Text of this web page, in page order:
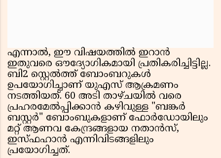
എന്നാൽ, ഈ വിഷയത്തിൽ ഇറാൻ
ഇതുവരെ ഔദ്യോഗികമായി പ്രതികരിച്ചിട്ടില്ല.
ബി2 സ്റ്റെൽത്ത് ബോംബറുകൾ
ഉപയോഗിച്ചാണ് യുഎസ് ആക്രമണം
നടത്തിയത്. 60 അടി താഴ്ചയിൽ വരെ
പ്രഹരമേൽപ്പിക്കാൻ കഴിവുള്ള "ബങ്കർ
ബസ്റ്റർ" ബോംബുകളാണ് ഫോർഡോയിലും
മറ്റ് ആണവ കേന്ദ്രങ്ങളായ നതാൻസ്,
ഇസ്ഫഹാൻ എന്നിവിടങ്ങളിലും
പ്രയോഗിച്ചത്.